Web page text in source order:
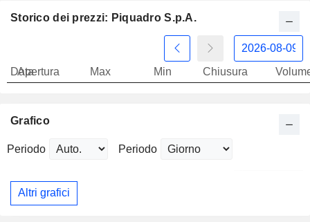
Storico dei prezzi: Piquadro S.p.A.
Data
Apertura Max Min Chiusura
Grafico
Periodo Periodo
Altri grafici